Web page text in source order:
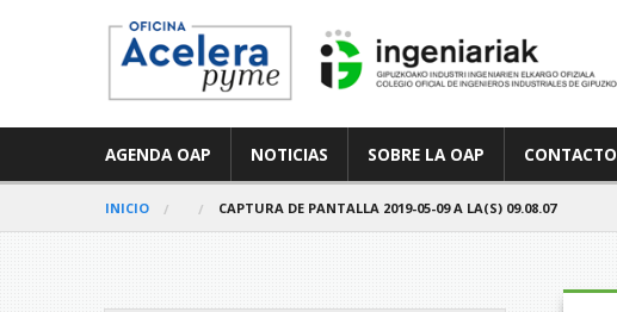
AGENDA OAP NOTICIAS SOBRE LA OAP CONTACTO
INICIO CAPTURA DE PANTALLA 2019-05-09 A LA(S) 09.08.07